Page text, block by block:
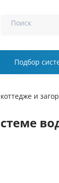
Поиск
Подбор
и